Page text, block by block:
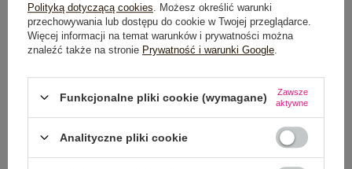
Rozmiar: M
Centrum Logistyczne Nadarzyn
Dostępny
Rozmiar: L
Centrum Logistyczne Nadarzyn
Polityką dotyczącą cookies . Możesz określić warunki
przechowywania lub dostępu do cookie w Twojej przeglądarce.
Więcej informacji na temat warunków i prywatności można
znaleźć także na stronie Prywatność i warunki Google
Funkcjonalne pliki cookie (wymagane)
Zawsze
aktywne
Analityczne pliki cookie